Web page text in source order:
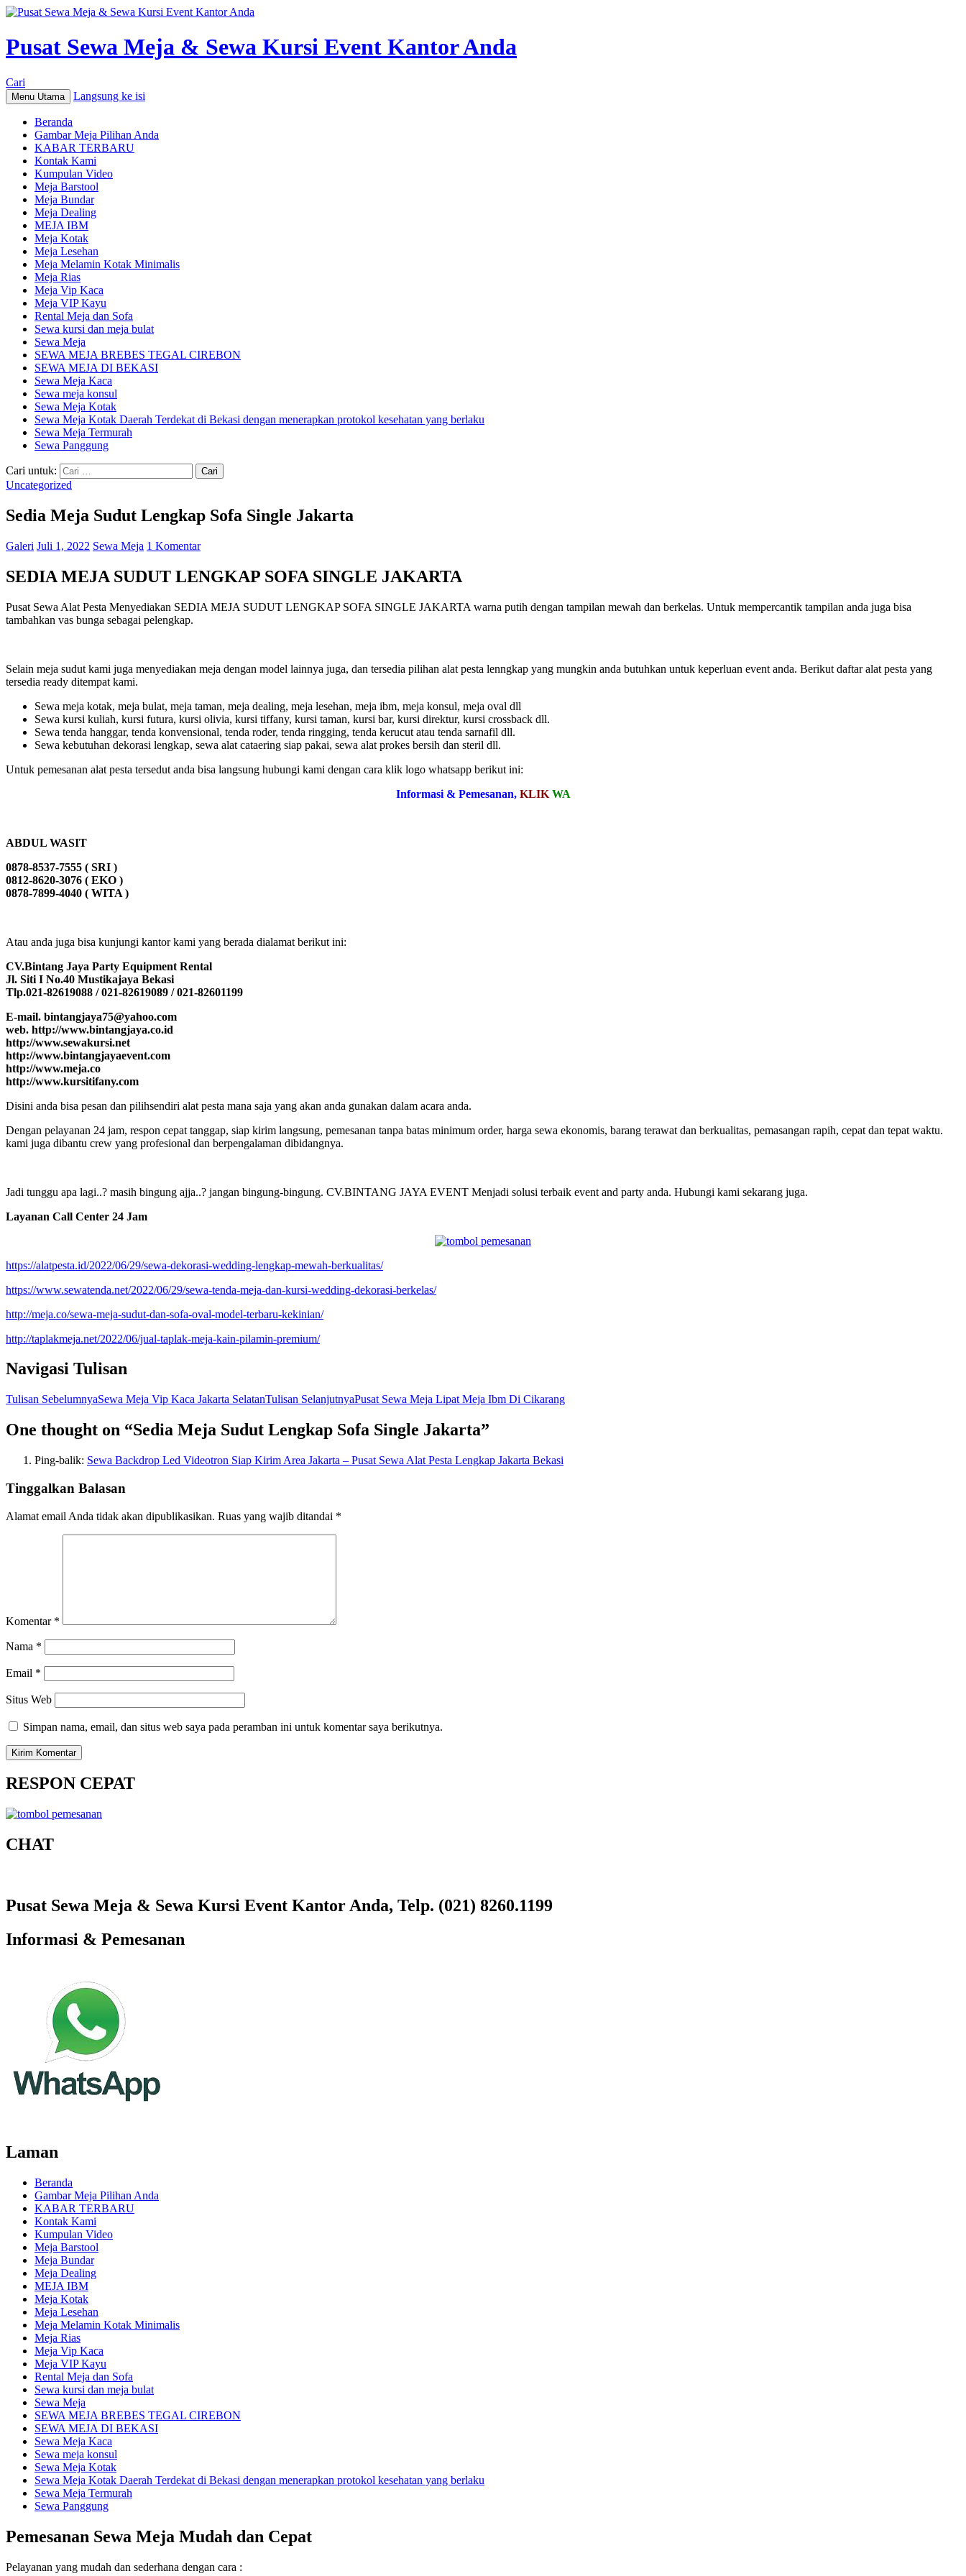
Pusat Sewa Meja & Sewa Kursi Event Kantor Anda
Cari
Menu Utama Langsung ke isi
Beranda
Gambar Meja Pilihan Anda
KABAR TERBARU
Kontak Kami
Kumpulan Video
Meja Barstool
Meja Bundar
Meja Dealing
MEJA IBM
Meja Kotak
Meja Lesehan
Meja Melamin Kotak Minimalis
Meja Rias
Meja Vip Kaca
Meja VIP Kayu
Rental Meja dan Sofa
Sewa kursi dan meja bulat
Sewa Meja
SEWA MEJA BREBES TEGAL CIREBON
SEWA MEJA DI BEKASI
Sewa Meja Kaca
Sewa meja konsul
Sewa Meja Kotak
Sewa Meja Kotak Daerah Terdekat di Bekasi dengan menerapkan protokol kesehatan yang berlaku
Sewa Meja Termurah
Sewa Panggung
Cari untuk:
Uncategorized
Sedia Meja Sudut Lengkap Sofa Single Jakarta
Galeri Juli 1, 2022 Sewa Meja 1 Komentar
SEDIA MEJA SUDUT LENGKAP SOFA SINGLE JAKARTA
Pusat Sewa Alat Pesta Menyediakan SEDIA MEJA SUDUT LENGKAP SOFA SINGLE JAKARTA warna putih dengan tampilan mewah dan berkelas. Untuk mempercantik tampilan anda juga bisa
tambahkan vas bunga sebagai pelengkap.
Selain meja sudut kami juga menyediakan meja dengan model lainnya juga, dan tersedia pilihan alat pesta lenngkap yang mungkin anda butuhkan untuk keperluan event anda. Berikut daftar alat pesta yang
tersedia ready ditempat kami.
Sewa meja kotak, meja bulat, meja taman, meja dealing, meja lesehan, meja ibm, meja konsul, meja oval dll
Sewa kursi kuliah, kursi futura, kursi olivia, kursi tiffany, kursi taman, kursi bar, kursi direktur, kursi crossback dll.
Sewa tenda hanggar, tenda konvensional, tenda roder, tenda ringging, tenda kerucut atau tenda sarnafil dll.
Sewa kebutuhan dekorasi lengkap, sewa alat cataering siap pakai, sewa alat prokes bersih dan steril dll.
Untuk pemesanan alat pesta tersedut anda bisa langsung hubungi kami dengan cara klik logo whatsapp berikut ini:
Informasi & Pemesanan, KLIK WA
ABDUL WASIT
0878-8537-7555 ( SRI )
0812-8620-3076 ( EKO )
0878-7899-4040 ( WITA )
Atau anda juga bisa kunjungi kantor kami yang berada dialamat berikut ini:
CV.Bintang Jaya Party Equipment Rental
Jl. Siti I No.40 Mustikajaya Bekasi
Tlp.021-82619088 / 021-82619089 / 021-82601199
E-mail. bintangjaya75@yahoo.com
web. http://www.bintangjaya.co.id
http://www.sewakursi.net
http://www.bintangjayaevent.com
http://www.meja.co
http://www.kursitifany.com
Disini anda bisa pesan dan pilihsendiri alat pesta mana saja yang akan anda gunakan dalam acara anda.
Dengan pelayanan 24 jam, respon cepat tanggap, siap kirim langsung, pemesanan tanpa batas minimum order, harga sewa ekonomis, barang terawat dan berkualitas, pemasangan rapih, cepat dan tepat waktu.
kami juga dibantu crew yang profesional dan berpengalaman dibidangnya.
Jadi tunggu apa lagi..? masih bingung ajja..? jangan bingung-bingung. CV.BINTANG JAYA EVENT Menjadi solusi terbaik event and party anda. Hubungi kami sekarang juga.
Layanan Call Center 24 Jam
https://alatpesta.id/2022/06/29/sewa-dekorasi-wedding-lengkap-mewah-berkualitas/
https://www.sewatenda.net/2022/06/29/sewa-tenda-meja-dan-kursi-wedding-dekorasi-berkelas/
http://meja.co/sewa-meja-sudut-dan-sofa-oval-model-terbaru-kekinian/
http://taplakmeja.net/2022/06/jual-taplak-meja-kain-pilamin-premium/
Navigasi Tulisan
Tulisan SebelumnyaSewa Meja Vip Kaca Jakarta SelatanTulisan SelanjutnyaPusat Sewa Meja Lipat Meja Ibm Di Cikarang
One thought on “Sedia Meja Sudut Lengkap Sofa Single Jakarta”
Ping-balik: Sewa Backdrop Led Videotron Siap Kirim Area Jakarta – Pusat Sewa Alat Pesta Lengkap Jakarta Bekasi
Tinggalkan Balasan
Alamat email Anda tidak akan dipublikasikan. Ruas yang wajib ditandai *
Komentar *
Nama *
Email *
Situs Web
Simpan nama, email, dan situs web saya pada peramban ini untuk komentar saya berikutnya.
RESPON CEPAT
CHAT
Pusat Sewa Meja & Sewa Kursi Event Kantor Anda, Telp. (021) 8260.1199
Informasi & Pemesanan
Laman
Beranda
Gambar Meja Pilihan Anda
KABAR TERBARU
Kontak Kami
Kumpulan Video
Meja Barstool
Meja Bundar
Meja Dealing
MEJA IBM
Meja Kotak
Meja Lesehan
Meja Melamin Kotak Minimalis
Meja Rias
Meja Vip Kaca
Meja VIP Kayu
Rental Meja dan Sofa
Sewa kursi dan meja bulat
Sewa Meja
SEWA MEJA BREBES TEGAL CIREBON
SEWA MEJA DI BEKASI
Sewa Meja Kaca
Sewa meja konsul
Sewa Meja Kotak
Sewa Meja Kotak Daerah Terdekat di Bekasi dengan menerapkan protokol kesehatan yang berlaku
Sewa Meja Termurah
Sewa Panggung
Pemesanan Sewa Meja Mudah dan Cepat
Pelayanan yang mudah dan sederhana dengan cara :